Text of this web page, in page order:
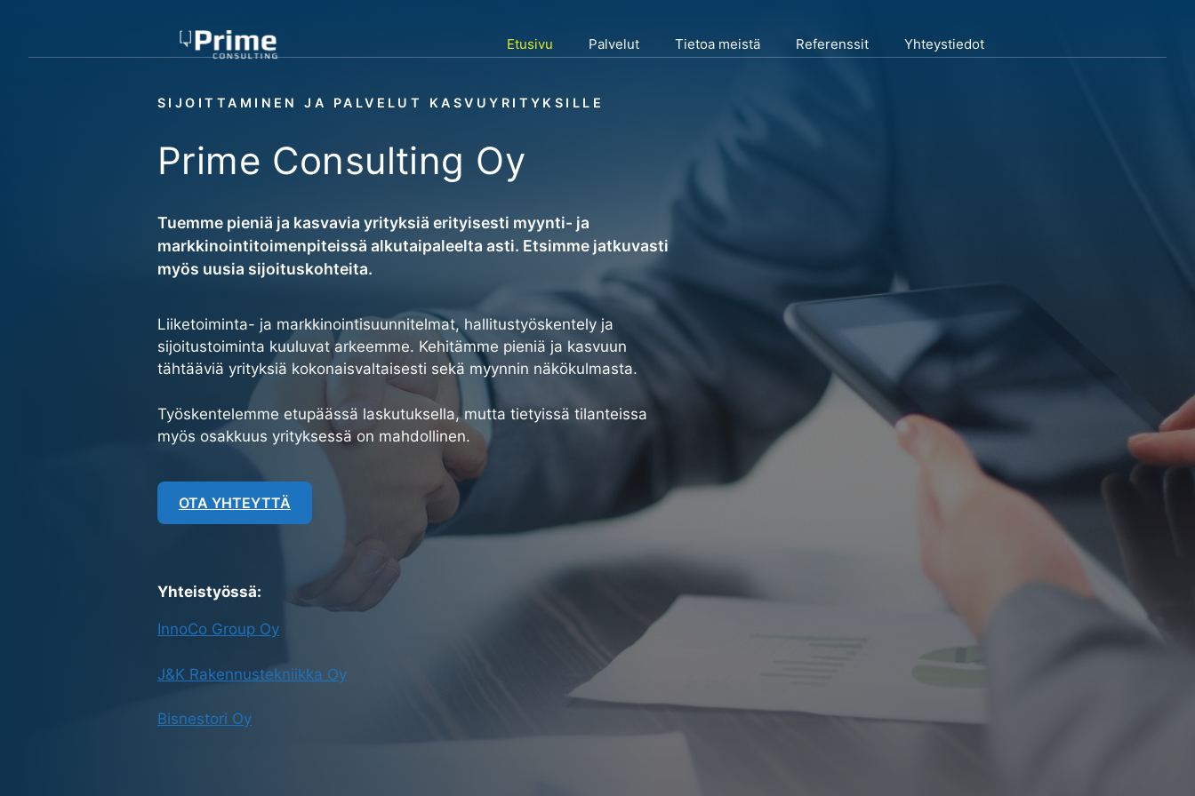
Etusivu Palvelut Tietoa meistä Referenssit Yhteystiedot
SIJOITTAMINEN JA PALVELUT KASVUYRITYKSILLE
Prime Consulting Oy
Tuemme pieniä ja kasvavia yrityksiä erityisesti myynti- ja
markkinointitoimenpiteissä alkutaipaleelta asti. Etsimme jatkuvasti
myös uusia sijoituskohteita.
Liiketoiminta- ja markkinointisuunnitelmat, hallitustyöskentely ja
sijoitustoiminta kuuluvat arkeemme. Kehitämme pieniä ja kasvuun
tähtääviä yrityksiä kokonaisvaltaisesti sekä myynnin näkökulmasta.
Työskentelemme etupäässä laskutuksella, mutta tietyissä tilanteissa
myös osakkuus yrityksessä on mahdollinen.
OTA YHTEYTTÄ
Yhteistyössä:
InnoCo Group Oy
J&K Rakennustekniikka Oy
Bisnestori Oy